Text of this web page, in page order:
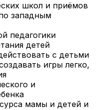
школ и приёмов
западным
педагогики
детей
с детьми
игры легко,
и
мамы и детей и